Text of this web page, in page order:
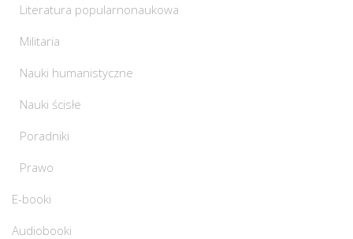
Literatura popularnonaukowa
Militaria
Nauki humanistyczne
Nauki ścisłe
Poradniki
Prawo
E-booki
Audiobooki